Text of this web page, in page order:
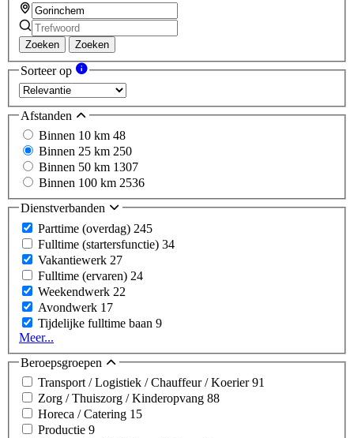
Zoeken Zoeken
Sorteer op
Afstanden
Binnen 10 km 48
Binnen 25 km 250
Binnen 50 km 1307
Binnen 100 km 2536
Dienstverbanden
Parttime (overdag) 245
Fulltime (startersfunctie) 34
Vakantiewerk 27
Fulltime (ervaren) 24
Weekendwerk 22
Avondwerk 17
Tijdelijke fulltime baan 9
Meer...
Beroepsgroepen
Transport / Logistiek / Chauffeur / Koerier91
Zorg / Thuiszorg / Kinderopvang 88
Horeca / Catering 15
Productie 9